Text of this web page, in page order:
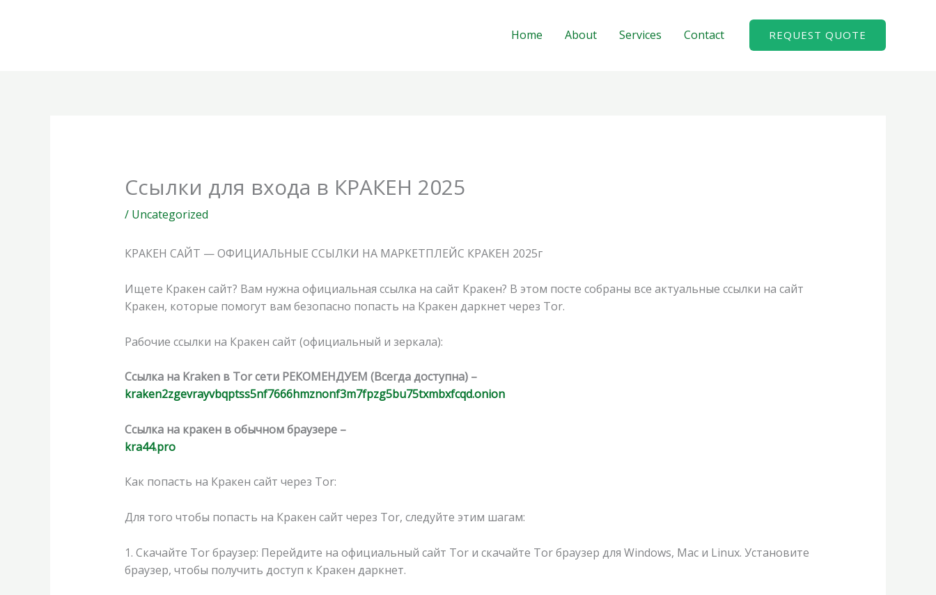
Home About Services Contact REQUEST QUOTE
Ссылки для входа в КРАКЕН 2025
/ Uncategorized
КРАКЕН САЙТ — ОФИЦИАЛЬНЫЕ ССЫЛКИ НА МАРКЕТПЛЕЙС КРАКЕН 2025г
Ищете Кракен сайт? Вам нужна официальная ссылка на сайт Кракен? В этом посте собраны все актуальные ссылки на сайт
Кракен, которые помогут вам безопасно попасть на Кракен даркнет через Tor.
Рабочие ссылки на Кракен сайт (официальный и зеркала):
Ссылка на Kraken в Tor сети РЕКОМЕНДУЕМ (Всегда доступна) –
kraken2zgevrayvbqptss5nf7666hmznonf3m7fpzg5bu75txmbxfcqd.onion
Ссылка на кракен в обычном браузере –
kra44.pro
Как попасть на Кракен сайт через Tor:
Для того чтобы попасть на Кракен сайт через Tor, следуйте этим шагам:
1. Скачайте Tor браузер: Перейдите на официальный сайт Tor и скачайте Tor браузер для Windows, Mac и Linux. Установите
браузер, чтобы получить доступ к Кракен даркнет.